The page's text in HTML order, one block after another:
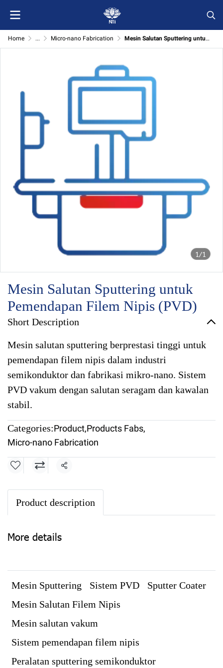
Home ... Micro-nano Fabrication Mesin Salutan Sputtering untuk Pemendapan Filem Nipis (PVD)
1/1
Mesin Salutan Sputtering untuk
Pemendapan Filem Nipis (PVD)
Short Description
Mesin salutan sputtering berprestasi tinggi untuk
pemendapan filem nipis dalam industri
semikonduktor dan fabrikasi mikro-nano. Sistem
PVD vakum dengan salutan seragam dan kawalan
stabil.
Categories:Product,Products Fabs,
Micro-nano Fabrication
Share
Product description
More details
Mesin Sputtering Sistem PVD
Sputter Coater
Mesin Salutan Filem Nipis
Mesin salutan vakum
Sistem pemendapan filem nipis
Peralatan sputtering semikonduktor